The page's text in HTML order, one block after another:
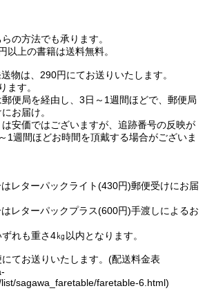
の方法でも承ります。
以上の書籍は送料無料。
物は、290円にてお送りいたします。
ます。
便局を経由し、3日～1週間ほどで、郵便局
お届け。
安価ではございますが、追跡番号の反映が
1週間ほどお時間を頂戴する場合がございま
レターパックライト(430円)郵便受けにお届
レターパックプラス(600円)手渡しによるお
れも重さ4㎏以内となります。
てお送りいたします。(配送料金表
sagawa_faretable/faretable-6.html)